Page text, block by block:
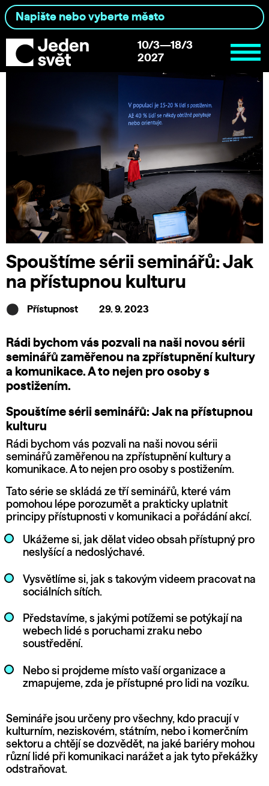
10/3—18/3
2027
Spouštíme sérii seminářů: Jak
na přístupnou kulturu
Přístupnost 29. 9. 2023
Rádi bychom vás pozvali na naši novou sérii
seminářů zaměřenou na zpřístupnění kultury
a komunikace. A to nejen pro osoby s
postižením.
Spouštíme sérii seminářů: Jak na přístupnou
kulturu
Rádi bychom vás pozvali na naši novou sérii
seminářů zaměřenou na zpřístupnění kultury a
komunikace. A to nejen pro osoby s postižením.
Tato série se skládá ze tří seminářů, které vám
pomohou lépe porozumět a prakticky uplatnit
principy přístupnosti v komunikaci a pořádání akcí.
Ukážeme si, jak dělat video obsah přístupný pro
neslyšící a nedoslýchavé.
Vysvětlíme si, jak s takovým videem pracovat na
sociálních sítích.
Představíme, s jakými potížemi se potýkají na
webech lidé s poruchami zraku nebo
soustředění.
Nebo si projdeme místo vaší organizace a
zmapujeme, zda je přístupné pro lidi na vozíku.
Semináře jsou určeny pro všechny, kdo pracují v
kulturním, neziskovém, státním, nebo i komerčním
sektoru a chtějí se dozvědět, na jaké bariéry mohou
různí lidé při komunikaci narážet a jak tyto překážky
odstraňovat.